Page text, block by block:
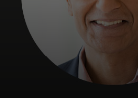
Aktualności i trendy